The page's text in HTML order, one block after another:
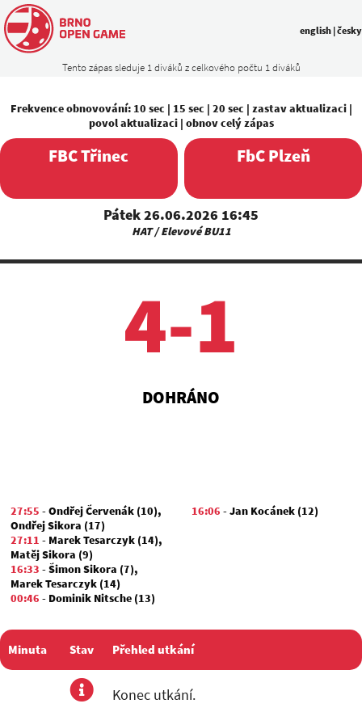
Tento zápas sleduje 1 diváků z celkového počtu 1 diváků
english |česky
Frekvence obnovování: 10 sec | 15 sec | 20 sec | zastav aktualizaci|
povol aktualizaci| obnov celý zápas
FBC Třinec
Pátek 26.06.2026 16:45
HAT / Elevové BU11
FbC Plzeň
4-1
DOHRÁNO
27:55 -Ondřej Červenák (10),
Ondřej Sikora (17)
27:11 - Marek Tesarczyk (14),
Matěj Sikora (9)
16:33 -Šimon Sikora (7),
Marek Tesarczyk (14)
00:46 - Dominik Nitsche (13)
16:06 -Jan Kocánek (12)
Minuta Stav Přehled utkání
Konec utkání.